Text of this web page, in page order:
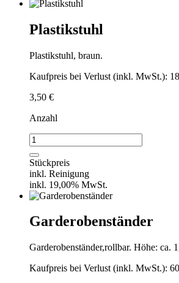
Plastikstuhl
Plastikstuhl, braun.
Kaufpreis bei Verlust (inkl. MwSt.):
3,50 €
Anzahl
Plastikstuhl
Menge
Stückpreis
inkl. Reinigung
inkl. 19,00% MwSt.
Garderobenständer
Garderobenständer,rollbar. Höhe: ca.
Kaufpreis bei Verlust (inkl. MwSt.):